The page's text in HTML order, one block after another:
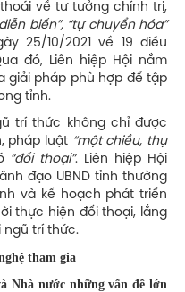
về tư tưởng chính trị,
biến”, “tự chuyển hóa”
25/10/2021 về 19 điều
đó, Liên hiệp Hội nắm
giải pháp phù hợp để tập
tỉnh.
trí thức không chỉ được
pháp luật “một chiều, thụ
“đối thoại”. Liên hiệp Hội
đạo UBND tỉnh thường
và kế hoạch phát triển
thực hiện đối thoại, lắng
trí thức.
tham gia
Nhà nước những vấn đề lớn